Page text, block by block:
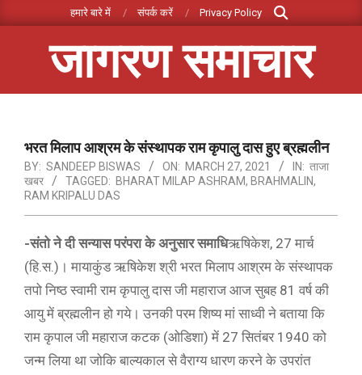
to
हमारे बारे में संपर्क करें Privacy Policy
Search
जागरण समाचार
Menuभरत मिलाप आश्रम के संस्थापक राम कृपालु दास हुए ब्रह्मलीन
BY: SANDEEP BISWAS ON: MARCH 27, 2021 IN: ताजा
खबर
TAGGED: BHARAT MILAP ASHRAM, BRAHMALIN,
RAM KRIPALU DAS
-संतो ने दी सन्यास परंपरा के अनुसार समाधिऋषिकेश, 27 मार्च
(हि.स.)। मायाकुंड ऋषिकेश श्री भरत मिलाप आश्रम के संस्थापक
तपो निष्ठ स्वामी राम कृपालु दास जी महाराज आज सुबह 81 वर्ष की
आयु में ब्रह्मलीन हो गये। उनकी परम शिष्य मां साध्वी ने बताया कि
राम कृपाल जी महाराज कटक (ओडिशा) में 27 सितंबर 1940 को
जन्म लिया था जोकि बाल्यकाल से वैराग्य धारण करने के उपरांत